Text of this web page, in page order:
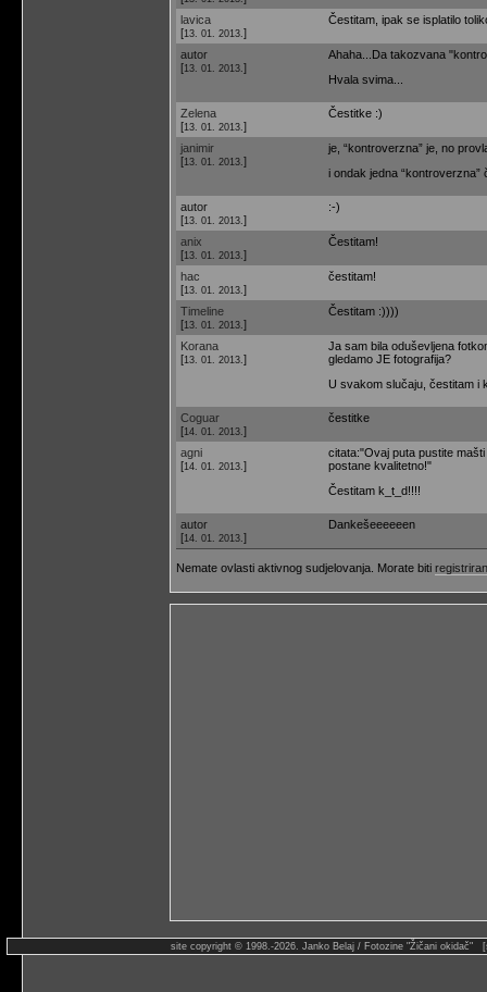
lavica
[13. 01. 2013. ]
Čestitam, ipak se isplatilo
autor
[13. 01. 2013. ]
Ahaha...Da takozvana
Hvala svima...
Zelena
[13. 01. 2013. ]
Čestitke :)
janimir
[13. 01. 2013. ]
je, “kontroverzna” je, no
i ondak jedna “kontroverzna”
autor
[13. 01. 2013. ]
:-)
anix
[13. 01. 2013. ]
Čestitam!
hac
[13. 01. 2013. ]
čestitam!
Timeline
[13. 01. 2013. ]
Čestitam :))))
Korana
[13. 01. 2013. ]
Ja sam bila oduševljena
gledamo JE fotografija?
U svakom slučaju, čestitam i
Coguar
[14. 01. 2013. ]
čestitke
agni
[14. 01. 2013. ]
citata:"Ovaj puta pustite
postane kvalitetno!"
Čestitam k_t_d!!!!
autor
[14. 01. 2013. ]
Dankešeeeeeen
Nemate ovlasti aktivnog sudjelovanja. Morate biti
site copyright © 1998.-2026. Janko Belaj / Fotozine "Žičani okidač"